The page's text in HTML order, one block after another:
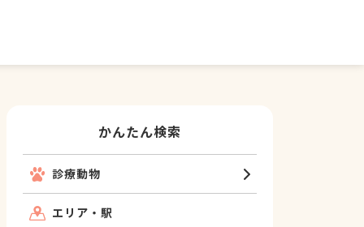
かんたん検索
診療動物
エリア・駅